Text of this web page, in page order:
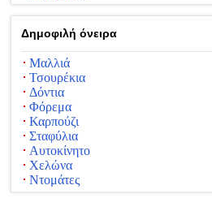
Δημοφιλή όνειρα
Μαλλιά
Τσουρέκια
Δόντια
Φόρεμα
Καρπούζι
Σταφύλια
Αυτοκίνητο
Χελώνα
Ντομάτες